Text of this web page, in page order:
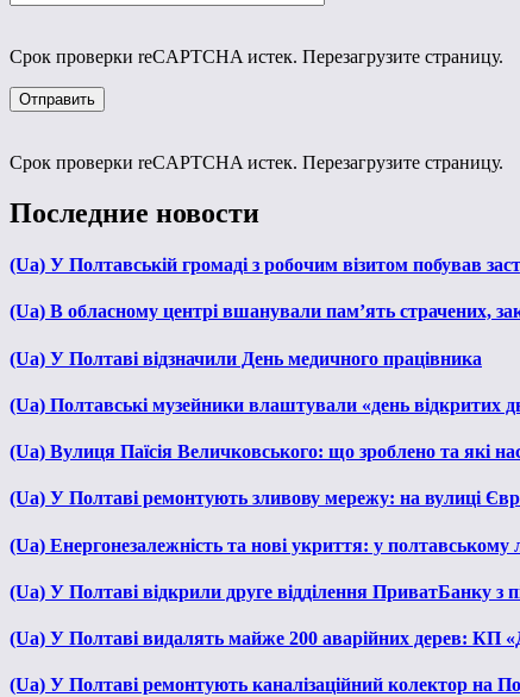
Срок проверки reCAPTCHA истек. Перезагрузите страницу.
Срок проверки reCAPTCHA истек. Перезагрузите страницу.
Последние новости
(Ua) У Полтавській громаді з робочим візитом побував
(Ua) В обласному центрі вшанували пам’ять страчених,
(Ua) У Полтаві відзначили День медичного працівника
(Ua) Полтавські музейники влаштували «день відкритих
(Ua) Вулиця Паїсія Величковського: що зроблено та які
(Ua) У Полтаві ремонтують зливову мережу: на вулиці
(Ua) Енергонезалежність та нові укриття: у
(Ua) У Полтаві відкрили друге відділення ПриватБанку з
(Ua) У Полтаві видалять майже 200 аварійних дерев: КП
(Ua) У Полтаві ремонтують каналізаційний колектор на